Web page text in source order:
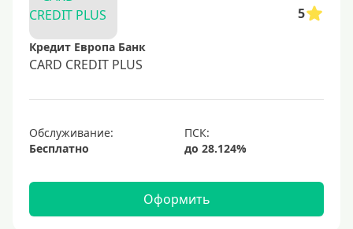
50000 руб
60000 руб
70000 руб
150000 руб
250000 руб
300000 руб
5
Кредит Европа Банк
CARD CREDIT PLUS
Обслуживание:
Бесплатно
Оформить